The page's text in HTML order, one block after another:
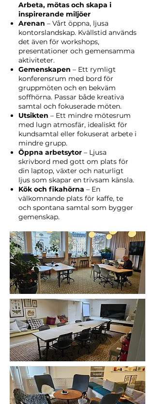
Arbeta, mötas och skapa i
inspirerande miljöer
Arenan – Vårt öppna, ljusa
kontorslandskap. Kvällstid används
det även för workshops,
presentationer och gemensamma
aktiviteter.
Gemenskapen – Ett rymligt
konferensrum med bord för
gruppmöten och en bekväm
soffhörna. Passar både kreativa
samtal och fokuserade möten.
Utsikten – Ett mindre mötesrum
med lugn atmosfär, idealiskt för
kundsamtal eller fokuserat arbete i
mindre grupp.
Öppna arbetsytor – Ljusa
skrivbord med gott om plats för
din laptop, växter och naturligt
ljus som skapar en trivsam känsla.
Kök och fikahörna – En
välkomnande plats för kaffe, te
och spontana samtal som bygger
gemenskap.